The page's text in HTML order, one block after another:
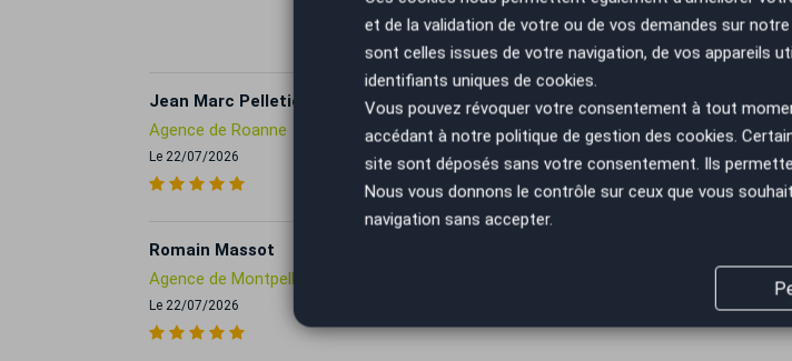
personne souhaitant acheter un véhicule en
accueil et son sérieux !
Jean Marc Pelletier
Agence de Roanne
Le 22/07/2026
Très bon accueil, Axel m'a donné
Merci , l'équipe est au top . Je recommande
Romain Massot
Agence de Montpellier
Le 22/07/2026
fortement équipe au top prochaine voiture
et de la validation de votre ou de vos demandes sur
sont celles issues de votre navigation, de vos appareils
identifiants uniques de cookies.
Vous pouvez révoquer votre consentement à tout
accédant à notre politique de gestion des cookies.
site sont déposés sans votre consentement. Ils
Nous vous donnons le contrôle sur ceux que vous
navigation sans accepter.